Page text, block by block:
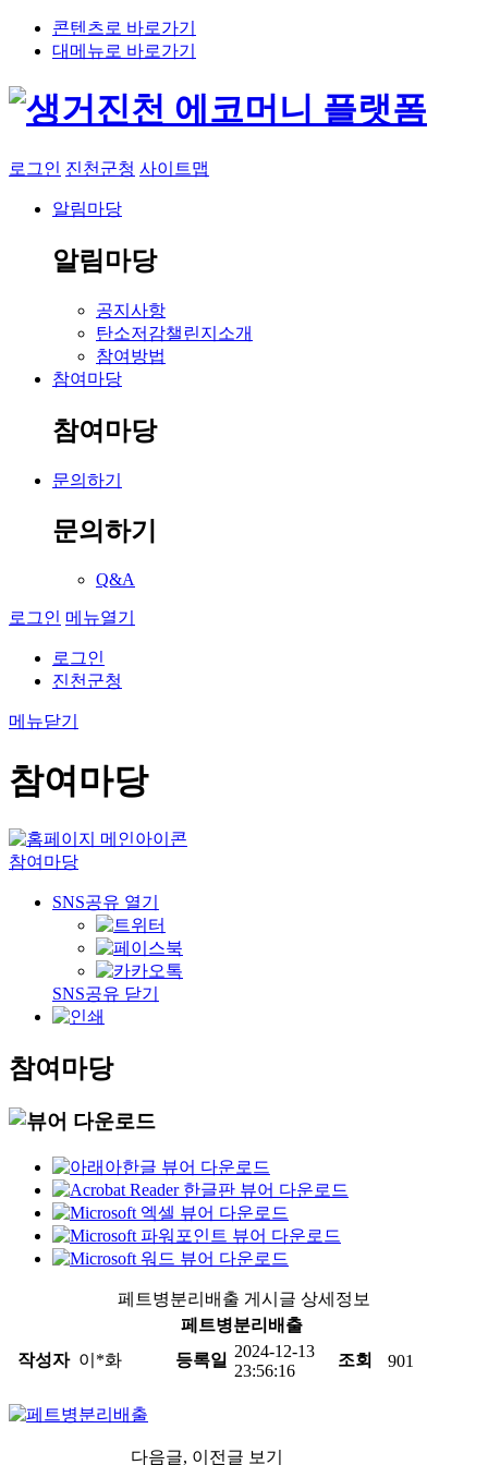
콘텐츠로 바로가기
대메뉴로 바로가기
로그인 진천군청 사이트맵
알림마당
알림마당
공지사항
탄소저감챌린지소개
참여방법
참여마당
참여마당
문의하기
문의하기
Q&A
로그인 메뉴열기
로그인
진천군청
메뉴닫기
참여마당
참여마당
SNS공유 열기
SNS공유 닫기
참여마당
페트병분리배출 게시글 상세정보
페트병분리배출
작성자 이*화 등록일 2024-12-13
23:56:16
조회 901
다음글, 이전글 보기